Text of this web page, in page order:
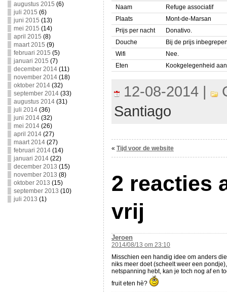
augustus 2015 (6)
juli 2015 (6)
juni 2015 (13)
mei 2015 (14)
april 2015 (8)
maart 2015 (9)
februari 2015 (5)
januari 2015 (7)
december 2014(11)
november 2014(18)
oktober 2014(32)
september 2014(33)
augustus 2014(31)
juli 2014(36)
juni 2014(32)
mei 2014(26)
april 2014(27)
maart 2014(27)
februari 2014(14)
januari 2014(22)
december 2013 (15)
november 2013 (8)
oktober 2013 (15)
september 2013 (10)
juli 2013 (1)
Naam
Refuge associatif
Plaats
Mont-de-Marsan
Prijs per nacht
Donativo.
Douche
Bij de prijs
Wifi
Nee.
Eten
Kookgelegenheid
12-08-2014 |
Santiago
« Tijd voor de website
2 reacties
vrij
Jeroen
2014/08/13 om 23:10
Misschien een handig idee om anders
niks meer doet (scheelt weer een
netspanning hebt, kan je toch nog af en
fruit eten hè?